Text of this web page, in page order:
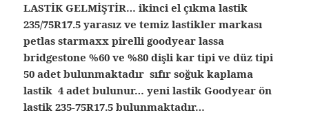
LASTİK GELMİŞTİR… ikinci el çıkma lastik
235/75R17.5 yarasız ve temiz lastikler markası
petlas starmaxx pirelli goodyear lassa
bridgestone %60 ve %80 dişli kar tipi ve düz tipi
50 adet bulunmaktadır sıfır soğuk kaplama
lastik 4 adet bulunur… yeni lastik Goodyear ön
lastik 235-75R17.5 bulunmaktadır…